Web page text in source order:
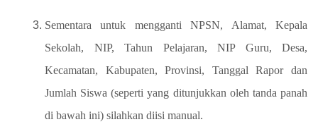
Sementara untuk mengganti NPSN, Alamat, Kepala
Sekolah, NIP, Tahun Pelajaran, NIP Guru, Desa,
Kecamatan, Kabupaten, Provinsi, Tanggal Rapor dan
Jumlah Siswa (seperti yang ditunjukkan oleh tanda panah
di bawah ini) silahkan diisi manual.